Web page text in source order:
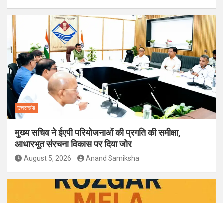
उत्तराखंड
मुख्य सचिव ने ईएपी परियोजनाओं की प्रगति की समीक्षा,
आधारभूत संरचना विकास पर दिया जोर
August 5, 2026 Anand Samiksha